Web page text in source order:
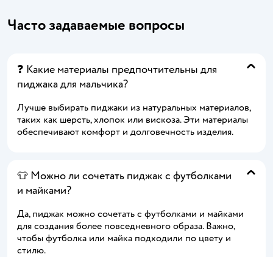
Часто задаваемые вопросы
❓ Какие материалы предпочтительны для
пиджака для мальчика?
Лучше выбирать пиджаки из натуральных материалов,
таких как шерсть, хлопок или вискоза. Эти материалы
обеспечивают комфорт и долговечность изделия.
👕 Можно ли сочетать пиджак с футболками
и майками?
Да, пиджак можно сочетать с футболками и майками
для создания более повседневного образа. Важно,
чтобы футболка или майка подходили по цвету и
стилю.